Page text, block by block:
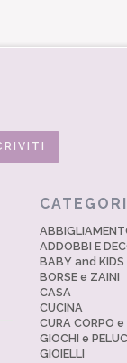
ADDOBBI E
BABY and KIDS
BORSE e ZAINI
CASA
CUCINA
CURA CORPO e
GIOCHI e
GIOIELLI